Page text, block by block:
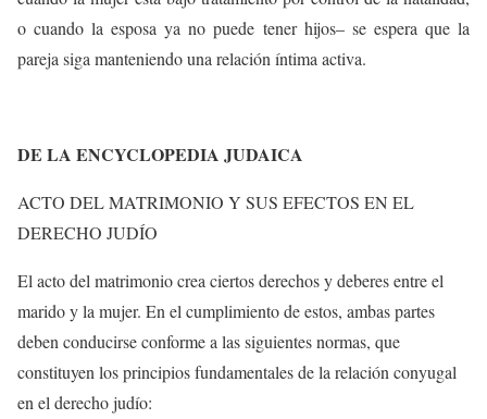
o cuando la esposa ya no puede tener hijos– se espera que la
pareja siga manteniendo una relación íntima activa.
DE LA ENCYCLOPEDIA JUDAICA
ACTO DEL MATRIMONIO Y SUS EFECTOS EN EL
DERECHO JUDÍO
El acto del matrimonio crea ciertos derechos y deberes entre el
marido y la mujer. En el cumplimiento de estos, ambas partes
deben conducirse conforme a las siguientes normas, que
constituyen los principios fundamentales de la relación conyugal
en el derecho judío: